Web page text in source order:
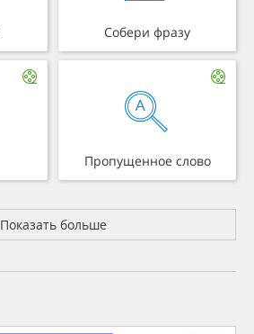
Собери фразу
Пропущенное слово
Показать больше